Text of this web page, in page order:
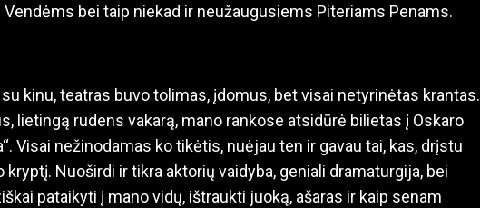
bei taip niekad ir neužaugusiems Piteriams Penams.
kinu, teatras buvo tolimas, įdomus, bet visai netyrinėtas krantas.
lietingą rudens vakarą, mano rankose atsidūrė bilietas į Oskaro
Visai nežinodamas ko tikėtis, nuėjau ten ir gavau tai, kas, drįstu
Nuoširdi ir tikra aktorių vaidyba, geniali dramaturgija, bei
pataikyti į mano vidų, ištraukti juoką, ašaras ir kaip senam